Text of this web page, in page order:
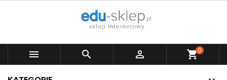
   shopping_cart0